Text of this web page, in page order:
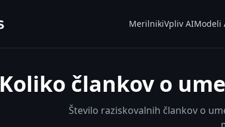
MerilnikiVpliv AIModeli
Koliko člankov o
Število raziskovalnih člankov o